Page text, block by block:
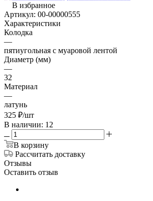
В избранное
Артикул: 00-00000555
Характеристики
Колодка
—
пятиугольная с муаровой лентой
Диаметр (мм)
—
32
Материал
—
латунь
325 ₽/шт
В наличии: 12
В корзину
Рассчитать доставку
Отзывы
Оставить отзыв